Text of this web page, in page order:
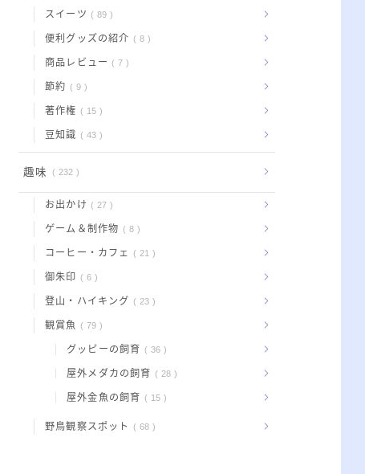
スイーツ 89
便利グッズの紹介 8
商品レビュー 7
節約 9
著作権 15
豆知識 43
趣味 232
お出かけ 27
ゲーム＆制作物 8
コーヒー・カフェ 21
御朱印 6
登山・ハイキング 23
観賞魚 79
グッピーの飼育 36
屋外メダカの飼育 28
屋外金魚の飼育 15
野鳥観察スポット 68